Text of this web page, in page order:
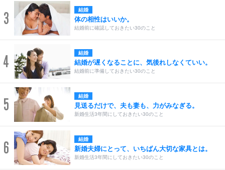
3 結婚
体の相性はいいか。
結婚前に確認しておきたい30のこと
4 結婚
結婚が遅くなることに、気後れしなくていい。
結婚前に準備しておきたい30のこと
5 結婚
見送るだけで、夫も妻も、力がみなぎる。
新婚生活3年間にしておきたい30のこと
6 結婚
新婚夫婦にとって、いちばん大切な家具とは。
新婚生活3年間にしておきたい30のこと